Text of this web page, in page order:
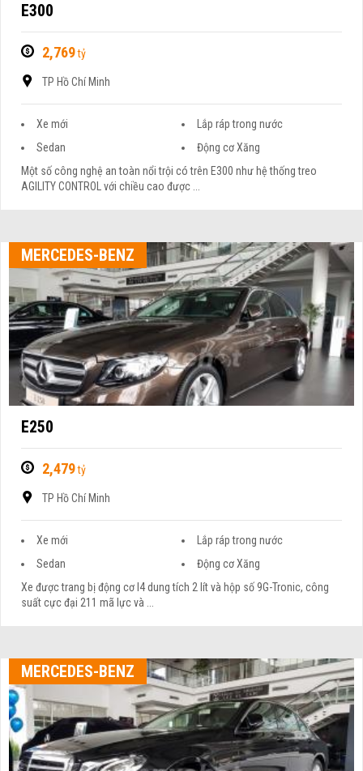
E300
2,769tỷ
TP Hồ Chí Minh
Xe mới
Lắp ráp trong nước
Sedan
Động cơ Xăng
Một số công nghệ an toàn nổi trội có trên E300 như hệ thống treo
AGILITY CONTROL với chiều cao được ...
MERCEDES-BENZ
E250
2,479tỷ
TP Hồ Chí Minh
Xe mới
Lắp ráp trong nước
Sedan
Động cơ Xăng
Xe được trang bị động cơ I4 dung tích 2 lít và hộp số 9G-Tronic, công
suất cực đại 211 mã lực và ...
MERCEDES-BENZ